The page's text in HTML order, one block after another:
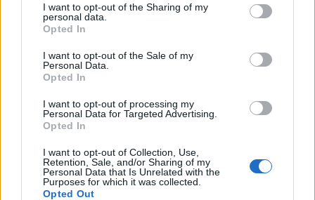
I want to opt-out of the Sharing of my
personal data.
Opted In
I want to opt-out of the Sale of my
Personal Data.
Opted In
I want to opt-out of processing my
Personal Data for Targeted Advertising.
Opted In
I want to opt-out of Collection, Use,
Retention, Sale, and/or Sharing of my
Personal Data that Is Unrelated with the
Purposes for which it was collected.
Opted Out